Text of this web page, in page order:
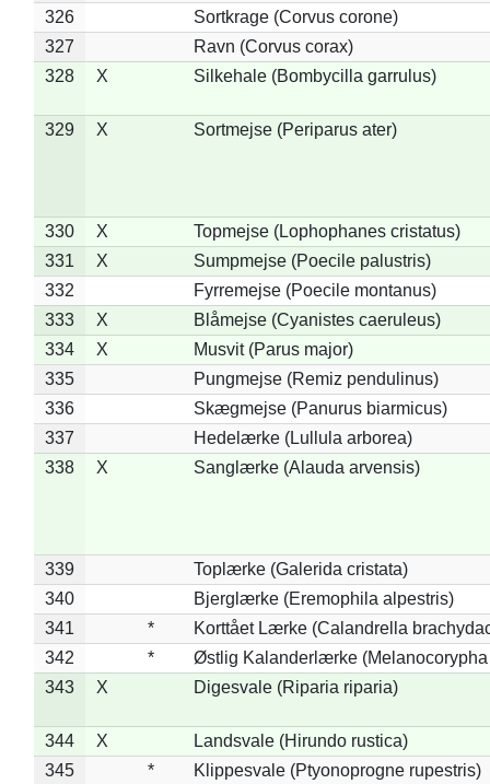
326
Sortkrage (Corvus corone)
327
Ravn (Corvus corax)
328
X Silkehale (Bombycilla garrulus)
329 X Sortmejse (Periparus ater)
330 X
Topmejse (Lophophanes cristatus)
331
X
Sumpmejse (Poecile palustris)
332
Fyrremejse (Poecile montanus)
333
X
Blåmejse (Cyanistes caeruleus)
334
X
Musvit (Parus major)
335
Pungmejse (Remiz pendulinus)
336
Skægmejse (Panurus biarmicus)
337
Hedelærke (Lullula arborea)
338
X Sanglærke (Alauda arvensis)
339
Toplærke (Galerida cristata)
340
Bjerglærke (Eremophila alpestris)
341
*
Korttået Lærke (Calandrella
342
*
Østlig Kalanderlærke (Melanocorypha
343
X Digesvale (Riparia riparia)
344 X
Landsvale (Hirundo rustica)
345
* Klippesvale (Ptyonoprogne rupestris)